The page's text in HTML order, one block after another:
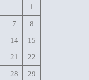
1
7 8
14 15
21 22
28 29